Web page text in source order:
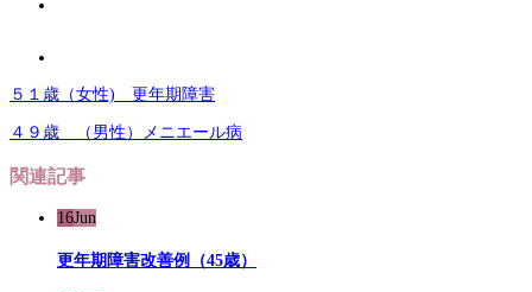
５１歳（女性) 更年期障害
４９歳 （男性）メニエール病
関連記事
16Jun
更年期障害改善例（45歳）